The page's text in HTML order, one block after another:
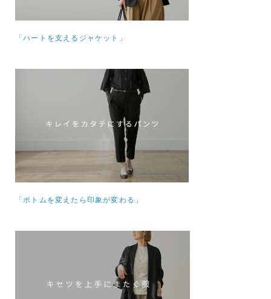
「ハートを支えるジャケット」
「ボトムを変えたら印象が変わる」